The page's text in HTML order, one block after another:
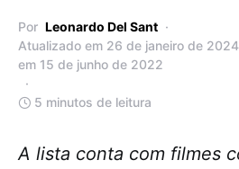
Por Leonardo Del Sant
Atualizado em 26 de janeiro de
em 15 de junho de 2022
5 minutos de leitura
A lista conta com filmes